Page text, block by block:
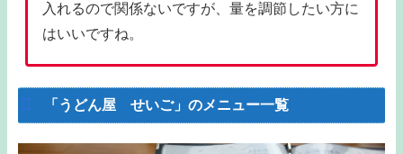
入れるので関係ないですが、量を調節したい方に
はいいですね。
「うどん屋 せいご」のメニュー一覧